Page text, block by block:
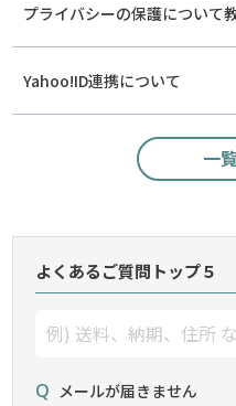
プライバシーの保護について
Yahoo!ID連携について
一
よくあるご質問トップ５
メールが届きません